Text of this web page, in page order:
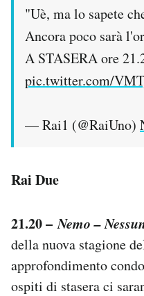
"Uè, ma lo sapete
Ancora poco sarà
A STASERA ore
pic.twitter.com/
— Rai1 (@RaiUno)
Rai Due
21.20 –Nemo –
della nuova stagione
approfondimento
ospiti di stasera ci